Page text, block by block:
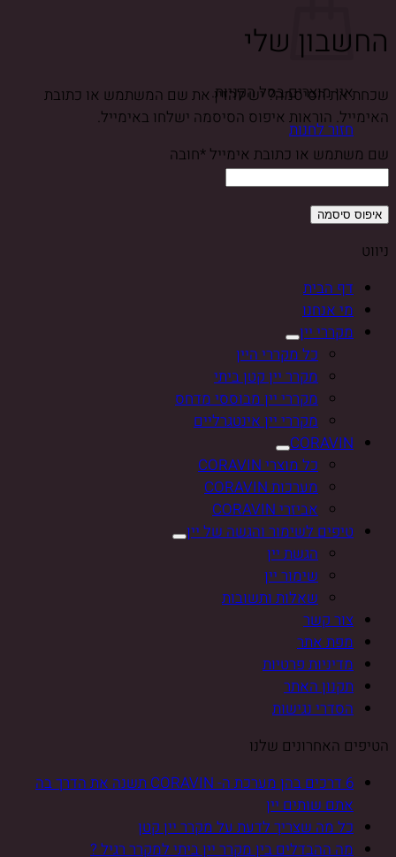
אין מוצרים בסל הקניות.
חזור לחנות
החשבון שלי
שכחת את הסיסמה? יש להזין את שם המשתמש או כתובת
האימייל. הוראות איפוס הסיסמה ישלחו באימייל.
שם משתמש או כתובת אימייל *חובה
איפוס סיסמה
ניווט
דף הבית
מי אנחנו
מקררי יין
כל מקררי היין
מקרר יין קטן ביתי
מקררי יין מבוססי מדחס
מקררי יין אינטגרליים
CORAVIN
כל מוצרי CORAVIN
מערכות CORAVIN
אביזרי CORAVIN
טיפים לשימור והגשה של יין
הגשת יין
שימור יין
שאלות ותשובות
צור קשר
מפת אתר
מדיניות פרטיות
תקנון האתר
הסדרי נגישות
הטיפים האחרונים שלנו
6 דרכים בהן מערכת ה- CORAVIN תשנה את הדרך בה
אתם שותים יין
כל מה שצריך לדעת על מקרר יין קטן
מה ההבדלים בין מקרר יין ביתי למקרר רגיל ?